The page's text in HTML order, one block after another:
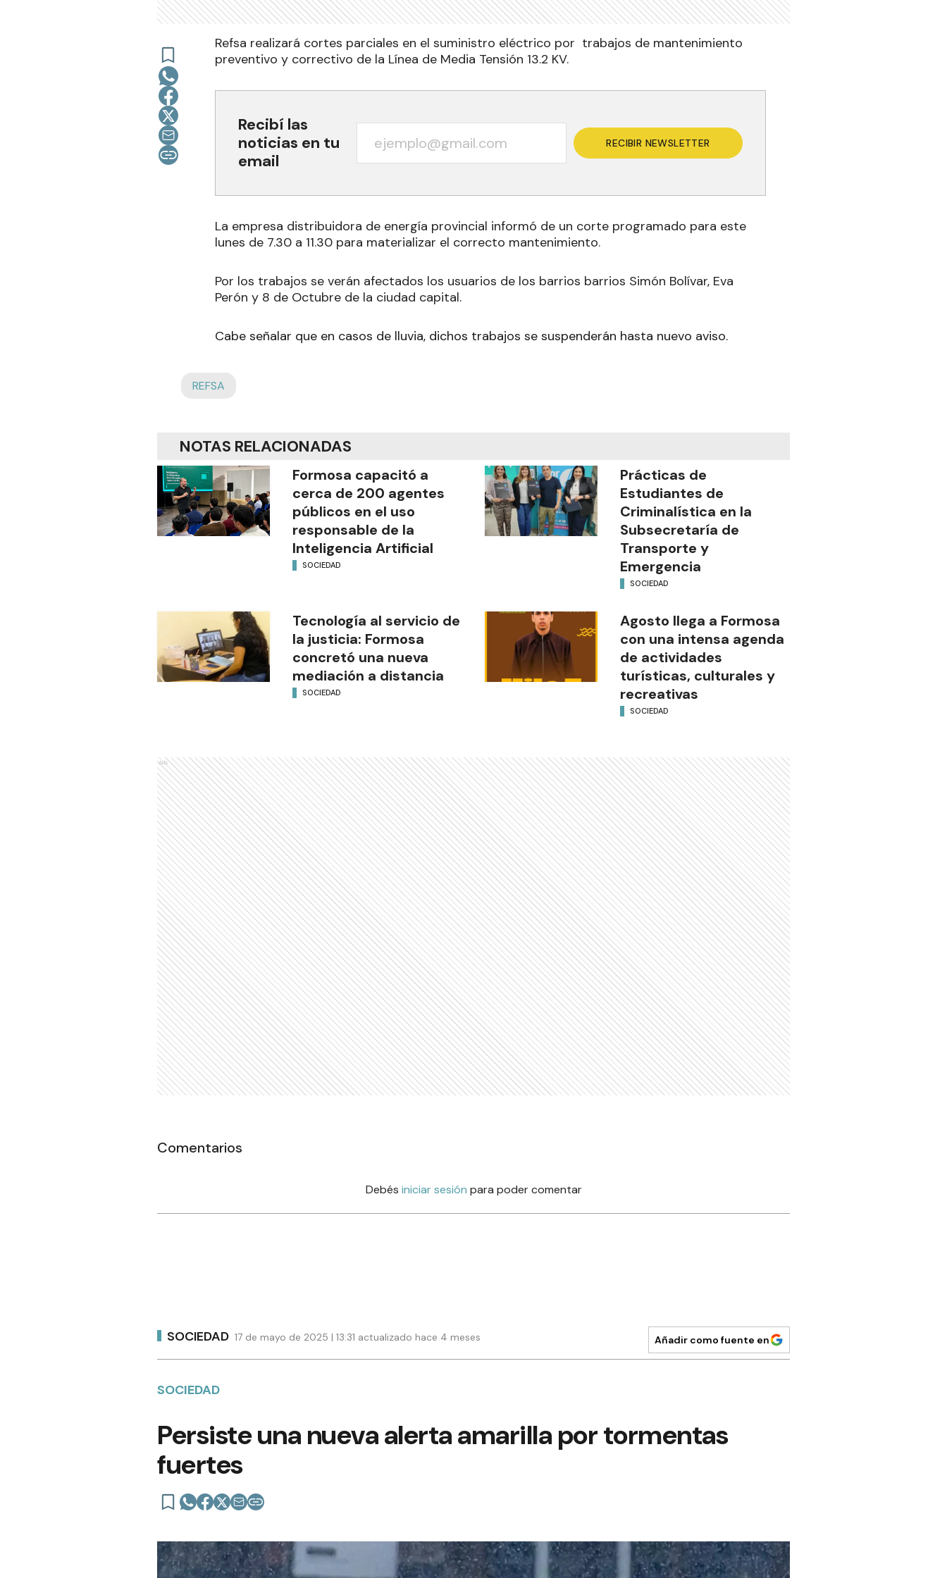
Refsa realizará cortes parciales en el suministro eléctrico por trabajos de mantenimiento
preventivo y correctivo de la Línea de Media Tensión 13.2 KV.
Recibí las
noticias en tu
email
RECIBIR NEWSLETTER
La empresa distribuidora de energía provincial informó de un corte programado para este
lunes de 7.30 a 11.30 para materializar el correcto mantenimiento.
Por los trabajos se verán afectados los usuarios de los barrios barrios Simón Bolívar, Eva
Perón y 8 de Octubre de la ciudad capital.
Cabe señalar que en casos de lluvia, dichos trabajos se suspenderán hasta nuevo aviso.
REFSA
NOTAS RELACIONADAS
Formosa capacitó a
cerca de 200 agentes
públicos en el uso
responsable de la
Inteligencia Artificial
SOCIEDAD
Prácticas de
Estudiantes de
Criminalística en la
Subsecretaría de
Transporte y
Emergencia
SOCIEDAD
Tecnología al servicio de
la justicia: Formosa
concretó una nueva
mediación a distancia
SOCIEDAD
Agosto llega a Formosa
con una intensa agenda
de actividades
turísticas, culturales y
recreativas
SOCIEDAD
Ads
Comentarios
Debés iniciar sesión para poder comentar
SOCIEDAD 17 de mayo de 2025 | 13:31 actualizado hace 4 meses Añadir como fuente en
SOCIEDAD
Persiste una nueva alerta amarilla por tormentas
fuertes